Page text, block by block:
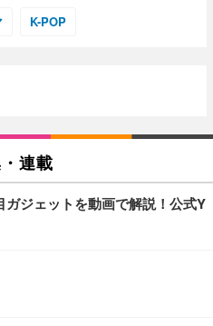
K-POP
連載
ガジェットを動画で解説！公式Y